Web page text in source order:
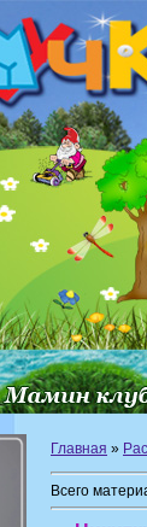
Главная »
Всего